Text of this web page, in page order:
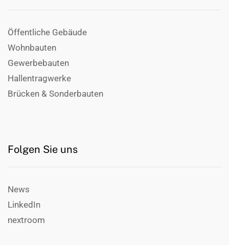
Öffentliche Gebäude
Wohnbauten
Gewerbebauten
Hallentragwerke
Brücken & Sonderbauten
Folgen Sie uns
News
LinkedIn
nextroom